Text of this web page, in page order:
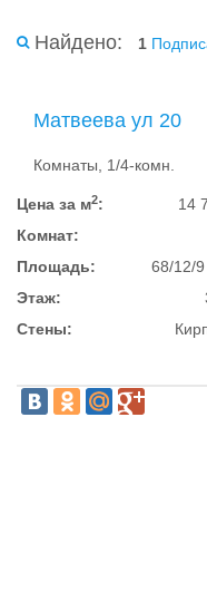
Найдено: 1
Матвеева ул 20
Комнаты, 1/4-комн.
Цена за м2:
14
Комнат:
Площадь:
68/12/
Этаж:
Стены: